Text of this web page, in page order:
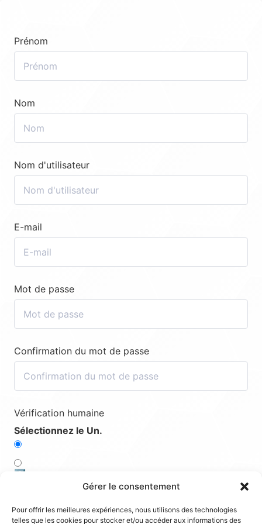
Gérer le consentement
Pour offrir les meilleures expériences, nous utilisons des technologies
telles que les cookies pour stocker et/ou accéder aux informations des
Prénom
Nom
Nom d'utilisateur
E-mail
Mot de passe
Confirmation du mot de passe
Vérification humaine
Sélectionnez le Un.
2️⃣